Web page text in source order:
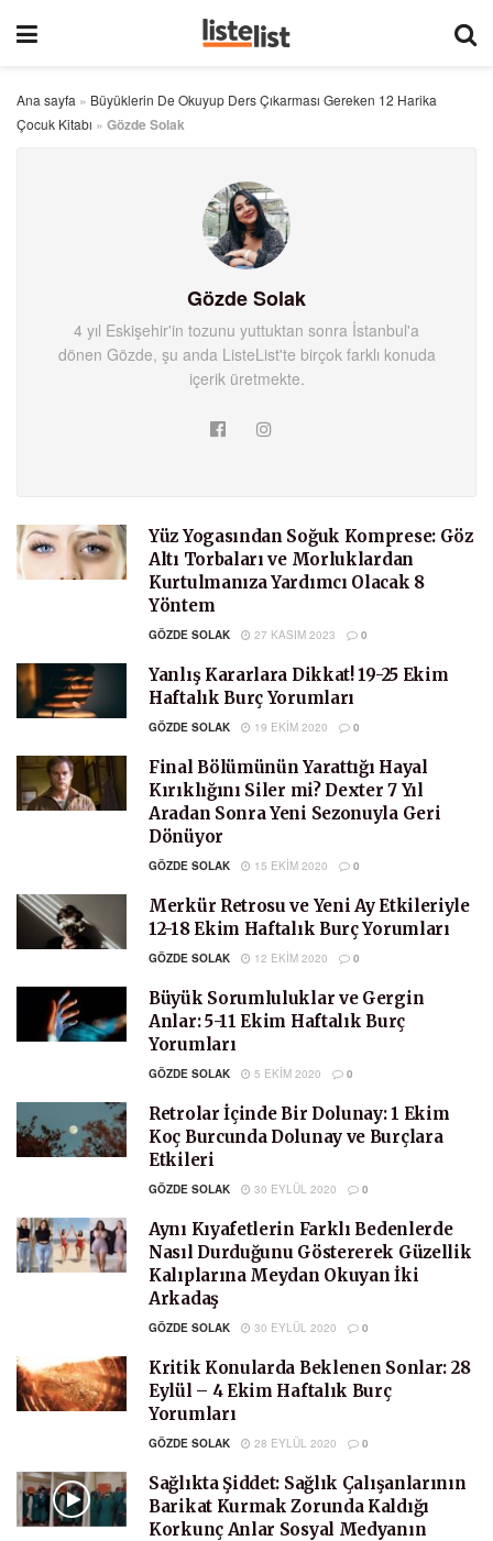
Ana sayfa » Büyüklerin De Okuyup Ders Çıkarması Gereken 12 Harika
Çocuk Kitabı » Gözde Solak
Gözde Solak
4 yıl Eskişehir'in tozunu yuttuktan sonra İstanbul'a
dönen Gözde, şu anda ListeList'te birçok farklı konuda
içerik üretmekte.
Yüz Yogasından Soğuk Komprese: Göz
Altı Torbaları ve Morluklardan
Kurtulmanıza Yardımcı Olacak 8
Yöntem
GÖZDE SOLAK 27 KASIM 2023 0
Yanlış Kararlara Dikkat! 19-25 Ekim
Haftalık Burç Yorumları
GÖZDE SOLAK 19 EKIM 2020 0
Final Bölümünün Yarattığı Hayal
Kırıklığını Siler mi? Dexter 7 Yıl
Aradan Sonra Yeni Sezonuyla Geri
Dönüyor
GÖZDE SOLAK 15 EKIM 2020 0
Merkür Retrosu ve Yeni Ay Etkileriyle
12-18 Ekim Haftalık Burç Yorumları
GÖZDE SOLAK 12 EKIM 2020 0
Büyük Sorumluluklar ve Gergin
Anlar: 5-11 Ekim Haftalık Burç
Yorumları
GÖZDE SOLAK 5 EKIM 2020 0
Retrolar İçinde Bir Dolunay: 1 Ekim
Koç Burcunda Dolunay ve Burçlara
Etkileri
GÖZDE SOLAK 30 EYLÜL 2020 0
Aynı Kıyafetlerin Farklı Bedenlerde
Nasıl Durduğunu Göstererek Güzellik
Kalıplarına Meydan Okuyan İki
Arkadaş
GÖZDE SOLAK 30 EYLÜL 2020 0
Kritik Konularda Beklenen Sonlar: 28
Eylül – 4 Ekim Haftalık Burç
Yorumları
GÖZDE SOLAK 28 EYLÜL 2020 0
Sağlıkta Şiddet: Sağlık Çalışanlarının
Barikat Kurmak Zorunda Kaldığı
Korkunç Anlar Sosyal Medyanın